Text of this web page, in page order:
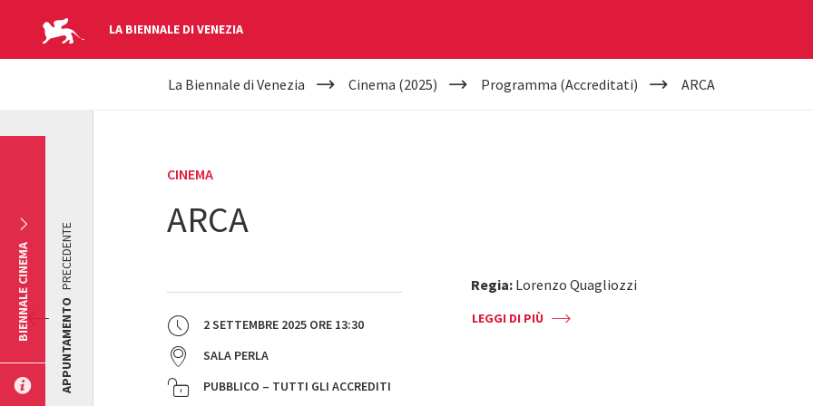
LA BIENNALE DI VENEZIA
YOUR
La Biennale di Venezia Cinema (2025) Programma (Accreditati) ARCA
CINEMA
ARCA
2 SETTEMBRE 2025 ORE 13:30
SALA PERLA
PUBBLICO – TUTTI GLI ACCREDITI
Regia: Lorenzo Quagliozzi
LEGGI DI PIÙ
APPUNTAMENTO
PRECEDENTE
BIENNALE CINEMA